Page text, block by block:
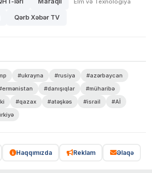
Elm və Texnologiya
Qərb Xəbər TV
#ukrayna #rusiya
#azərbaycan
#danışıqlar
#müharibə
#qazax #atəşkəs #israil
#Aİ
Haqqımızda Reklam Əlaqə